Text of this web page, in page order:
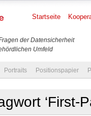
der Datensicherheit
Umfeld
Startseite
Portraits Positionspapier
‘First-